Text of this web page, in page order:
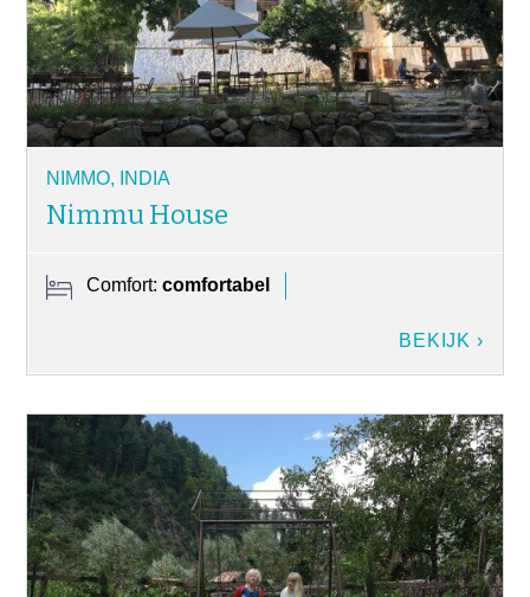
NIMMO, INDIA
Nimmu House
Comfort:comfortabel
BEKIJK ›